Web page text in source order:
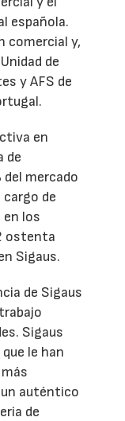
española.
comercial y,
de
y AFS de
en
de
del mercado
cargo de
en los
ostenta
Sigaus.
de Sigaus
Sigaus
le han
un auténtico
de